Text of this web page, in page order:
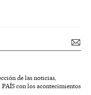
de las noticias,
con los acontecimientos